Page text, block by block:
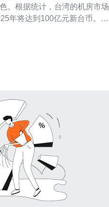
。根据统计，台湾的机房市场
年将达到100亿元新台币。这